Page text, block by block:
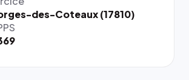
des-Coteaux (17810)